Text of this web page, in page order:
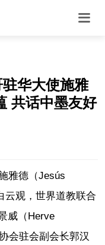
华大使施雅
共话中墨友好
雅德（Jesús
云观，世界道教联合
威（Herve
会驻会副会长郭汉